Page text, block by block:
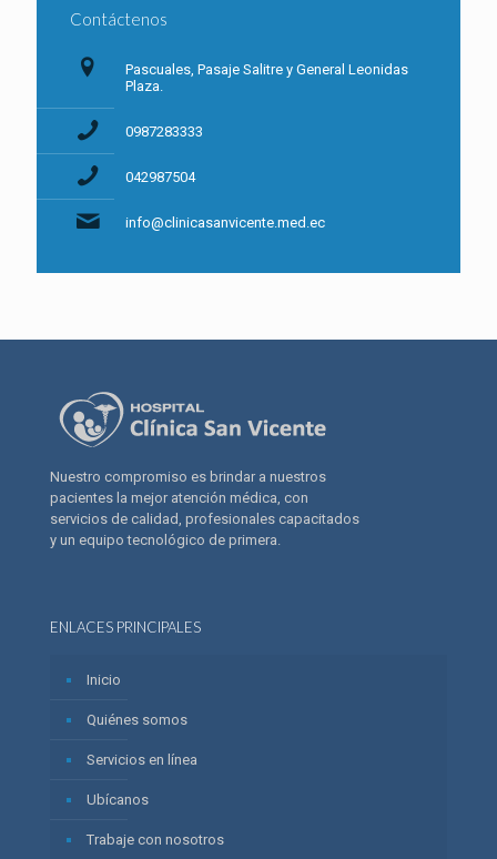
Contáctenos
Pascuales, Pasaje Salitre y General Leonidas
Plaza.
0987283333
042987504
info@clinicasanvicente.med.ec
Nuestro compromiso es brindar a nuestros
pacientes la mejor atención médica, con
servicios de calidad, profesionales capacitados
y un equipo tecnológico de primera.
ENLACES PRINCIPALES
Inicio
Quiénes somos
Servicios en línea
Ubícanos
Trabaje con nosotros